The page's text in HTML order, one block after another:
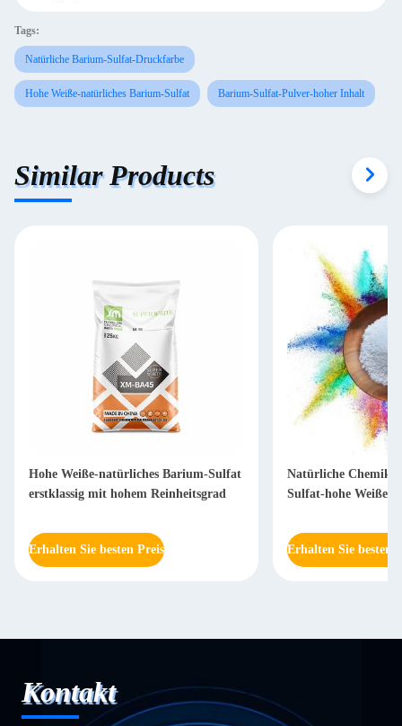
Tags:
Natürliche Barium-Sulfat-Druckfarbe
Hohe Weiße-natürliches Barium-Sulfat Barium-Sulfat-Pulver-hoher Inhalt
Similar Products
Hohe Weiße-natürliches Barium-Sulfat
erstklassig mit hohem Reinheitsgrad
Erhalten Sie besten Preis
Natürliche
Sulfat-hohe Weiße-
Erhalten Sie besten
Kontakt